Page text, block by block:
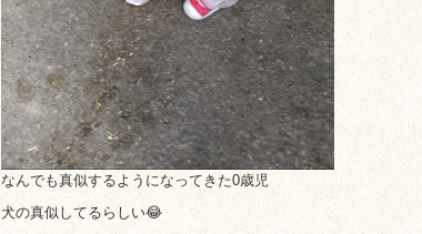
なんでも真似するようになってきた0歳児
犬の真似してるらしい😂